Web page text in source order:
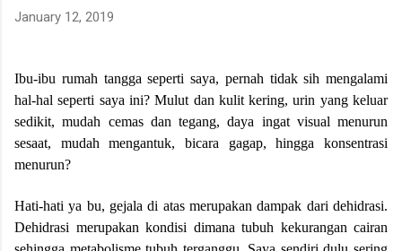
January 12, 2019
Ibu-ibu rumah tangga seperti saya, pernah tidak sih mengalami
hal-hal seperti saya ini?Mulut dan kulit kering, urin yang keluar
sedikit, mudah cemas dan tegang, daya ingat visual menurun
sesaat, mudah mengantuk, bicara gagap, hingga konsentrasi
menurun?
Hati-hati ya bu, gejala di atas merupakan dampak dari dehidrasi.
Dehidrasi merupakan kondisi dimana tubuh kekurangan cairan